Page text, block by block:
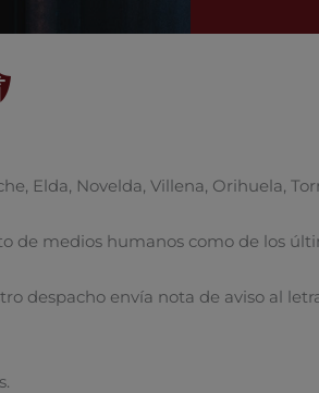
Elda, Novelda, Villena, Orihuela,
de medios humanos como de los
despacho envía nota de aviso al